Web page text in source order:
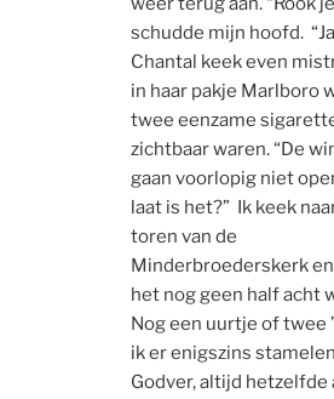
schudde mijn hoofd.
Chantal keek even
in haar pakje Marlboro
twee eenzame
zichtbaar waren. “De
gaan voorlopig niet
laat is het?” Ik keek
toren van de
Minderbroederskerk
het nog geen half acht
Nog een uurtje of twee
ik er enigszins
Godver, altijd hetzelfde